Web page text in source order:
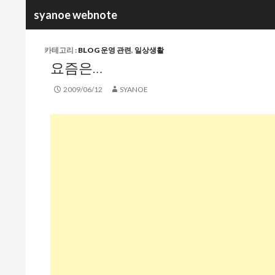
syanoe webnote
색
카테고리 : BLOG 운영 관련, 일상생활
요즘은…
2009/06/12 SYANOE